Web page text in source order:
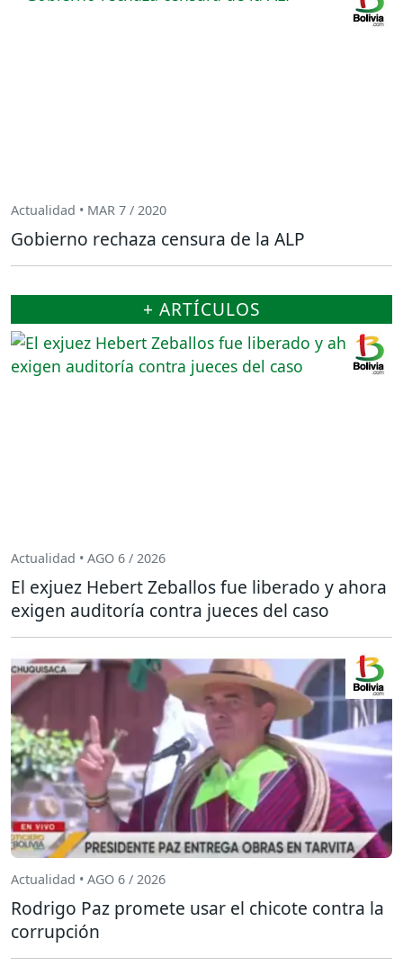
Actualidad • MAR 7 / 2020
Gobierno rechaza censura de la ALP
+ ARTÍCULOS
Actualidad • AGO 6 / 2026
El exjuez Hebert Zeballos fue liberado y ahora
exigen auditoría contra jueces del caso
Actualidad • AGO 6 / 2026
Rodrigo Paz promete usar el chicote contra la
corrupción